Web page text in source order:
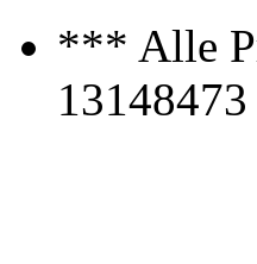
*** Alle
13148473